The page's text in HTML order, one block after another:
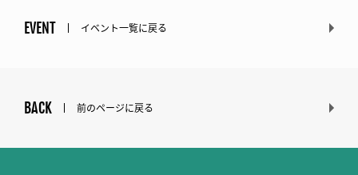
EVENT イベント一覧に戻る
BACK 前のページに戻る